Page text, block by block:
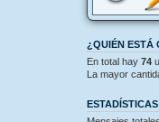
¿QUIÉN ESTÁ
En total hay 74
La mayor
ESTADÍSTICAS